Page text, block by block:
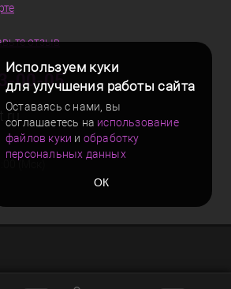
Используем куки
для улучшения работы сайта
Оставаясь с нами, вы
соглашаетесь на использование
файлов куки и обработку
персональных данных
ОК
отзыв
00-05
(Мск)